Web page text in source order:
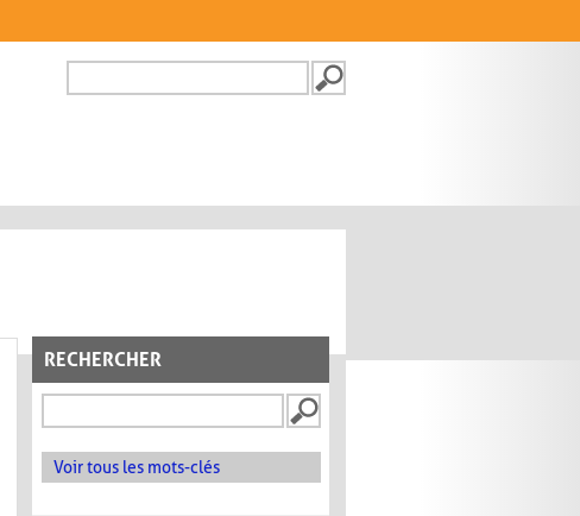
FORMULAIRE DE
RECHERCHER
Voir tous les mots-clés